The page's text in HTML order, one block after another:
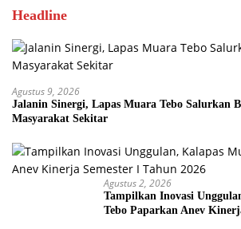
Headline
Agustus 9, 2026
Jalanin Sinergi, Lapas Muara Tebo Salurkan
Masyarakat Sekitar
Agustus 2, 2026
Tampilkan Inovasi
Tebo Paparkan Anev